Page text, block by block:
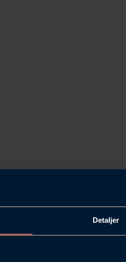
Detaljer
1906151-801000-0